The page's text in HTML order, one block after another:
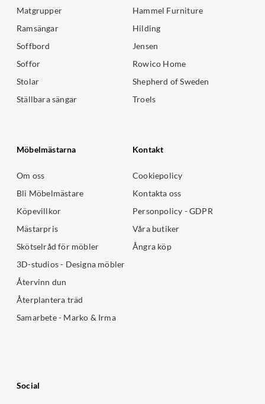
Matgrupper
Ramsängar
Soffbord
Soffor
Stolar
Ställbara sängar
Hammel Furniture
Hilding
Jensen
Rowico Home
Shepherd of Sweden
Troels
Möbelmästarna
Om oss
Bli Möbelmästare
Köpevillkor
Mästarpris
Skötselråd för möbler
3D-studios - Designa möbler
Återvinn dun
Återplantera träd
Samarbete - Marko & Irma
Kontakt
Cookiepolicy
Kontakta oss
Personpolicy - GDPR
Våra butiker
Ångra köp
Social